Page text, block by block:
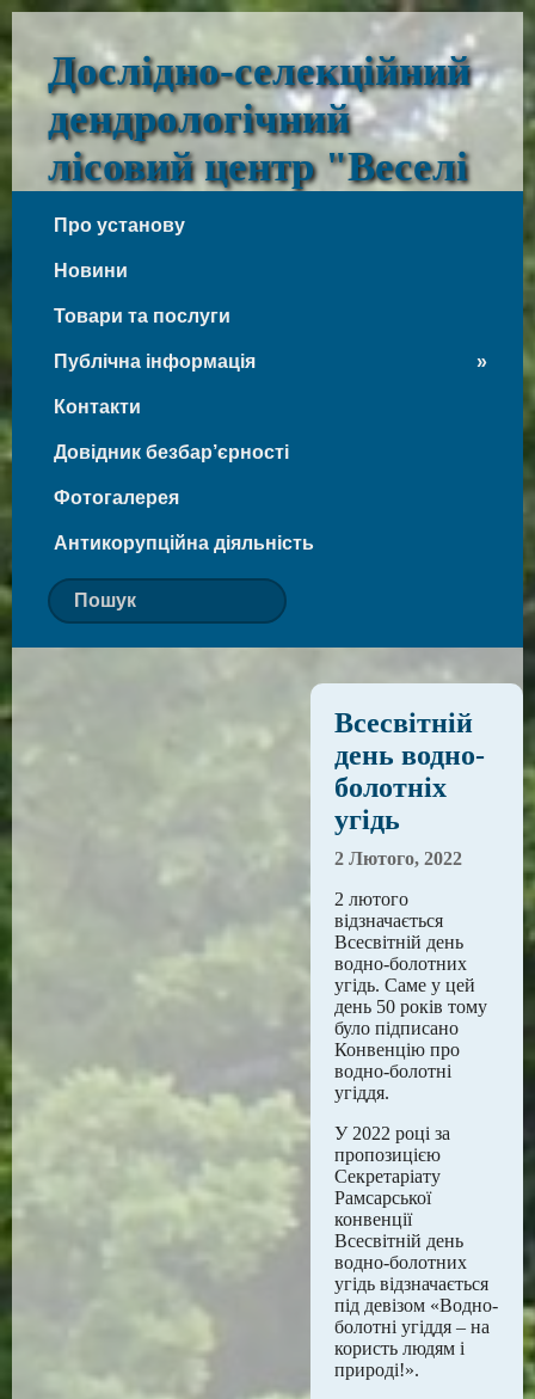
Дослідно-селекційний
дендрологічний
лісовий центр "Веселі
Боковеньки"
Веселі Боковеньки
Про установу
Новини
Товари та послуги
Публічна інформація
Контакти
Довідник безбар’єрності
Фотогалерея
Антикорупційна діяльність
Всесвітній
день водно-
болотніх
угідь
2 Лютого, 2022
2 лютого
відзначається
Всесвітній день
водно-болотних
угідь. Саме у цей
день 50 років тому
було підписано
Конвенцію про
водно-болотні
угіддя.
У 2022 році за
пропозицією
Секретаріату
Рамсарської
конвенції
Всесвітній день
водно-болотних
угідь відзначається
під девізом «Водно-
болотні угіддя – на
користь людям і
природі!».